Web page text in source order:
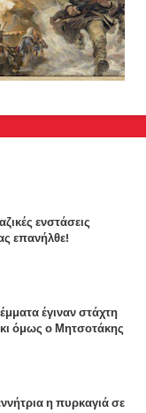
ενστάσεις
επανήλθε!
έγιναν στάχτη
όμως ο Μητσοτάκης
του 2023,ενώ 50%
η πυρκαγιά σε